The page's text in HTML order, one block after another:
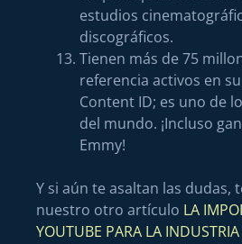
estudios
discográficos.
Tienen más de 75
referencia activos en
Content ID; es uno de
del mundo. ¡Incluso
Emmy!
Y si aún te asaltan las dudas,
nuestro otro artículo LA
YOUTUBE PARA LA